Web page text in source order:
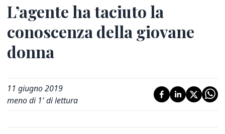
L’agente ha taciuto la
conoscenza della giovane
donna
11 giugno 2019
meno di 1' di lettura